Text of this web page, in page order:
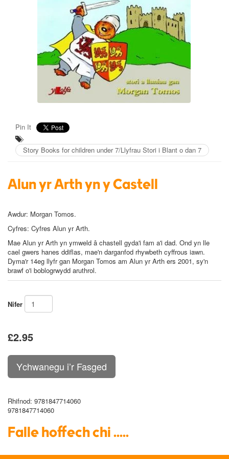
Pin It
Story Books for children under 7/Llyfrau Stori i Blant o dan 7
Alun yr Arth yn y Castell
Awdur: Morgan Tomos.
Cyfres: Cyfres Alun yr Arth.
Mae Alun yr Arth yn ymweld â chastell gyda'i fam a'i dad. Ond yn lle
cael gwers hanes ddiflas, mae'n darganfod rhywbeth cyffrous iawn.
Dyma'r 14eg llyfr gan Morgan Tomos am Alun yr Arth ers 2001, sy'n
brawf o'i boblogrwydd aruthrol.
Nifer
£2.95
Rhifnod: 9781847714060
9781847714060
Falle hoffech chi .....